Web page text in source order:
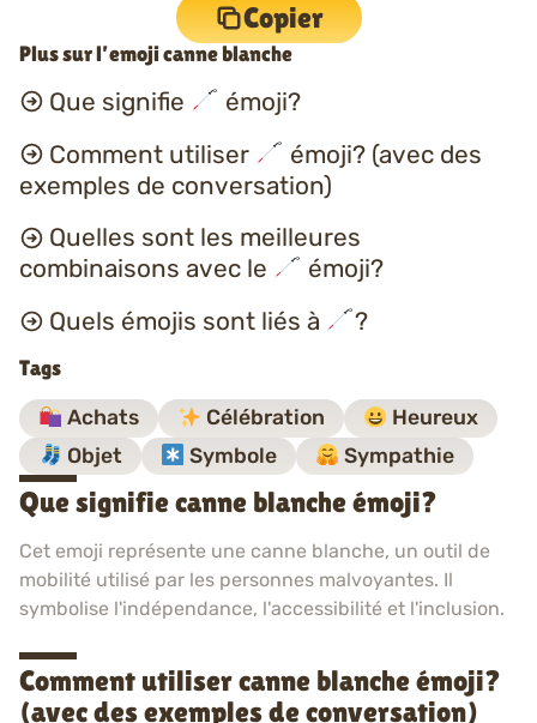
Copier
Plus sur l’emoji canne blanche
Que signifie
émoji?
Comment utiliser
émoji? (avec des
exemples de conversation)
Quelles sont les meilleures
combinaisons avec le
émoji?
Quels émojis sont liés à
?
Tags
Achats Célébration
Heureux
Objet
Symbole Sympathie
Que signifie canne blanche émoji?
Cet emoji représente une canne blanche, un outil de
mobilité utilisé par les personnes malvoyantes. Il
symbolise l'indépendance, l'accessibilité et l'inclusion.
Comment utiliser canne blanche émoji?
(avec des exemples de conversation)